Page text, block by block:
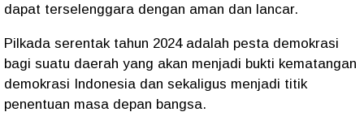
dapat terselenggara dengan aman dan lancar.
Pilkada serentak tahun 2024 adalah pesta demokrasi
bagi suatu daerah yang akan menjadi bukti kematangan
demokrasi Indonesia dan sekaligus menjadi titik
penentuan masa depan bangsa.